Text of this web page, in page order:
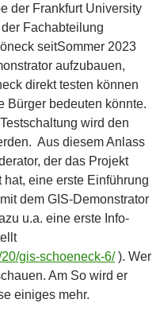
der Frankfurt University
Fachabteilung
seitSommer 2023
aufzubauen,
direkt testen können
Bürger bedeuten könnte.
wird den
Aus diesem Anlass
der das Projekt
eine erste Einführung
dem GIS-Demonstrator
u.a. eine erste Info-
gis-schoeneck-6/). Wer
Am So wird er
einiges mehr.